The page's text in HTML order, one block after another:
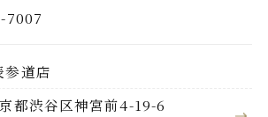
7007
道店
都渋谷区神宮前4-19-6